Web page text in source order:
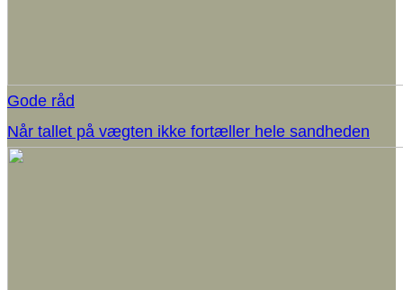
Gode råd
Når tallet på vægten ikke fortæller hele sandheden